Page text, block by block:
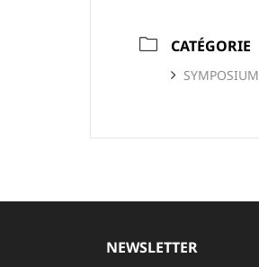
CATÉGORIE
SYMPOSIUM
NEWSLETTER